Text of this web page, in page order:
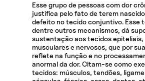
Esse grupo de pessoas com dor
justifica pelo fato de terem
defeito no tecido conjuntivo. Esse
dentre outros mecanismos, dá
sustentação aos tecidos epiteliais,
musculares e nervosos, que por
reflete na função e no
anormal da dor. Citam-se como
tecidos: músculos, tendões,